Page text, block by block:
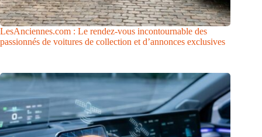
LesAnciennes.com : Le rendez-vous incontournable des
passionnés de voitures de collection et d’annonces exclusives